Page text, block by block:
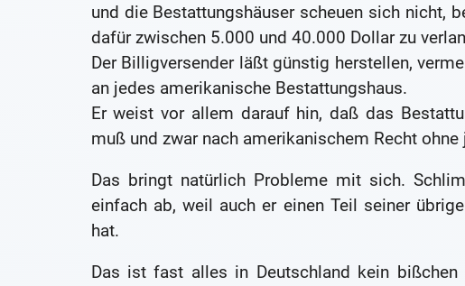
und die Bestattungshäuser scheuen sich nicht,
dafür zwischen 5.000 und 40.000 Dollar zu
Der Billigversender läßt günstig herstellen,
an jedes amerikanische Bestattungshaus.
Er weist vor allem darauf hin, daß das
muß und zwar nach amerikanischem Recht
Das bringt natürlich Probleme mit sich.
einfach ab, weil auch er einen Teil seiner
hat.
Das ist fast alles in Deutschland kein